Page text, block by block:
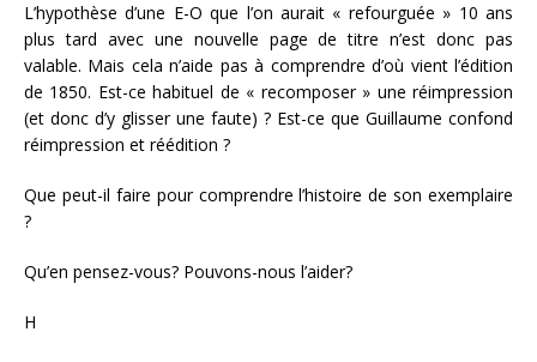
L’hypothèse d’une E-O que l’on aurait « refourguée » 10 ans
plus tard avec une nouvelle page de titre n’est donc pas
valable. Mais cela n’aide pas à comprendre d’où vient l’édition
de 1850. Est-ce habituel de « recomposer » une réimpression
(et donc d’y glisser une faute) ? Est-ce que Guillaume confond
réimpression et réédition ?
Que peut-il faire pour comprendre l’histoire de son exemplaire
?
Qu’en pensez-vous? Pouvons-nous l’aider?
H